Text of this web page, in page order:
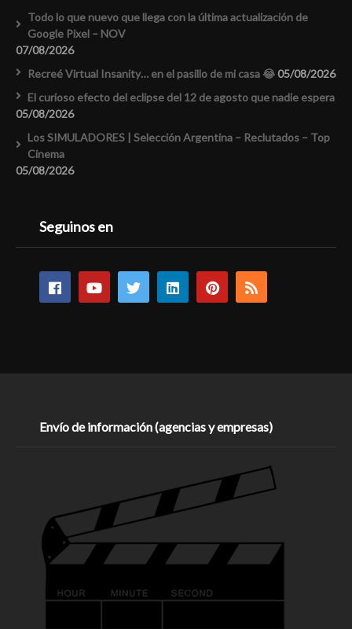
Todo lo que nuevo que llega con la última actualización de
Google Pixel – NOV
07/08/2026
Recreé Virtual Insanity… en el pasillo de mi casa 😂05/08/2026
El curioso efecto del eclipse del 12 de agosto que nadie espera
05/08/2026
Los SIMULADORES | Selección Argentina – Reclutados – Top
Cinema
05/08/2026
Seguinos en
Envío de información (agencias y empresas)